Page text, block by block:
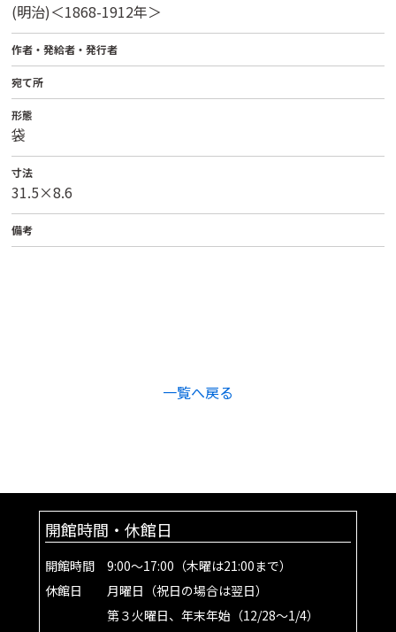
(明治)＜1868-1912年＞
作者・発給者・発行者
宛て所
形態
袋
寸法
31.5×8.6
備考
一覧へ戻る
開館時間・休館日
開館時間 9:00～17:00（木曜は21:00まで）
休館日 月曜日（祝日の場合は翌日）
第３火曜日、年末年始（12/28～1/4）